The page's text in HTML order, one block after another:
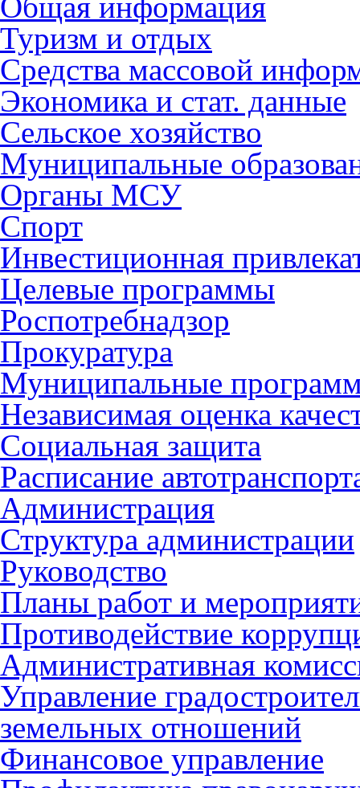
Туризм и отдых
Средства массовой
Экономика и стат. данные
Сельское хозяйство
Муниципальные
Органы МСУ
Спорт
Инвестиционная
Целевые программы
Роспотребнадзор
Прокуратура
Муниципальные
Независимая оценка
Социальная защита
Расписание
Администрация
Структура администрации
Руководство
Планы работ и
Противодействие
Административная
Управление
земельных отношений
Финансовое управление